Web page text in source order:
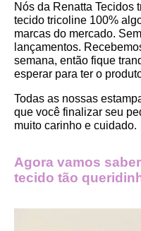
Nós da Renatta Tecidos
tecido tricoline 100%
marcas do mercado.
lançamentos.
semana, então fique
esperar para ter o
Todas as nossas
que você finalizar seu
muito carinho e cuidado.
Agora vamos
tecido tão